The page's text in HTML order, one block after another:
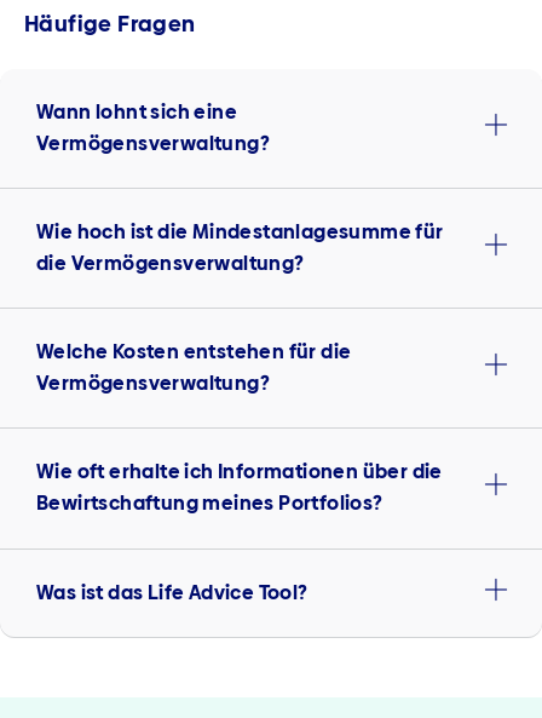
Häufige Fragen
Wann lohnt sich eine
Vermögensverwaltung?
Wie hoch ist die Mindestanlagesumme für
die Vermögensverwaltung?
Welche Kosten entstehen für die
Vermögensverwaltung?
Wie oft erhalte ich Informationen über die
Bewirtschaftung meines Portfolios?
Was ist das Life Advice Tool?